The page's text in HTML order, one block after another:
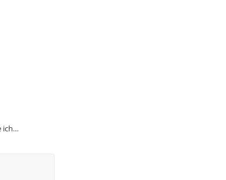
ich…